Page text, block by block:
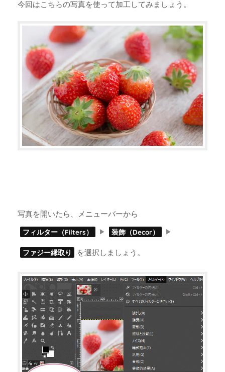
今回はこちらの写真を使って加工してみましょう。
写真を開いたら、メニューバーから
フィルター（Filters） 装飾（Decor）
ファジー縁取り を選択しましょう。